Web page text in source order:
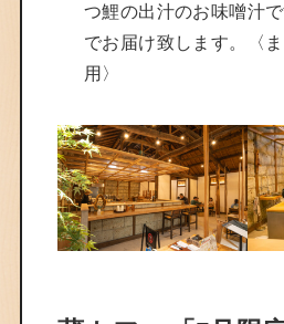
つ鯉の出汁のお味噌汁
でお届け致します。〈
用〉